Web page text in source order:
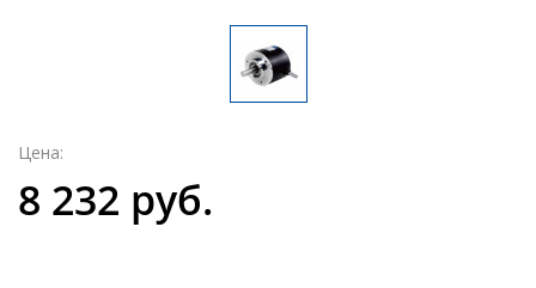
Цена:
8 232 руб.